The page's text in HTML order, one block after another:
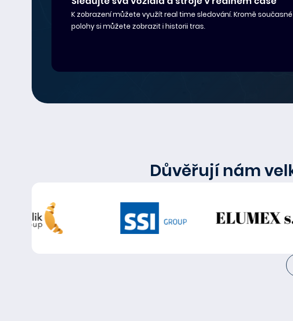
K zobrazení můžete využít real time sledování. Kromě současné
polohy si můžete zobrazit i historii tras.
Důvěřují nám